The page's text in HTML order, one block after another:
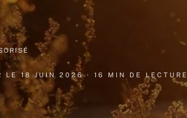
LE18 JUIN 2026 · 16 MIN DE LECTURE